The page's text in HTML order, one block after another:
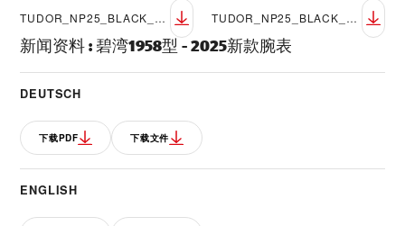
TUDOR_NP25_BLACK_BAY_58_LIFESTYLE-11 TUDOR_NP25_BLACK_BAY_58_LIFESTYLE-12
新闻资料:碧湾1958型 - 2025新款腕表
DEUTSCH
下载PDF 下载文件
ENGLISH